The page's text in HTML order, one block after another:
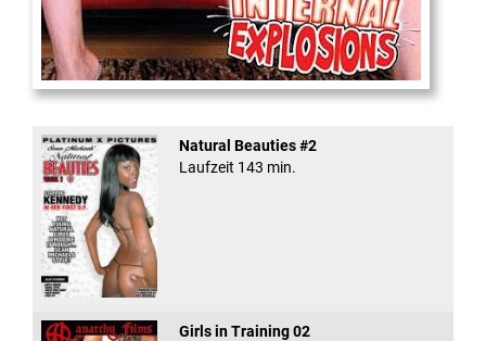
Internal Explosionen
Natural Beauties #2
Laufzeit 143 min.
Girls in Training 02